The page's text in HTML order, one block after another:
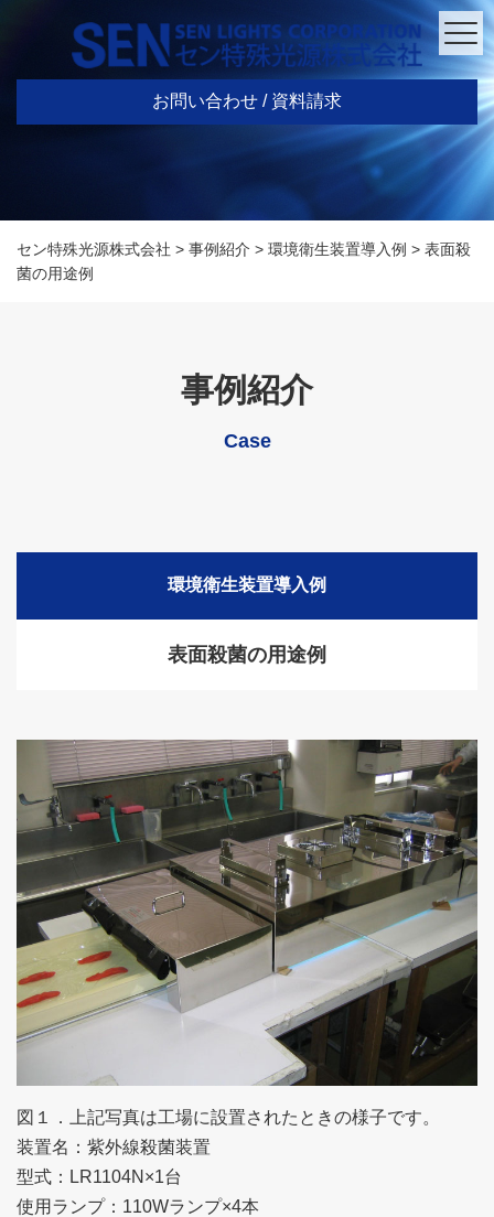
お問い合わせ / 資料請求
セン特殊光源株式会社 > 事例紹介 > 環境衛生装置導入例 > 表面殺
菌の用途例
事例紹介
Case
環境衛生装置導入例
表面殺菌の用途例
図１．上記写真は工場に設置されたときの様子です。
装置名：紫外線殺菌装置
型式：LR1104N×1台
使用ランプ：110Wランプ×4本